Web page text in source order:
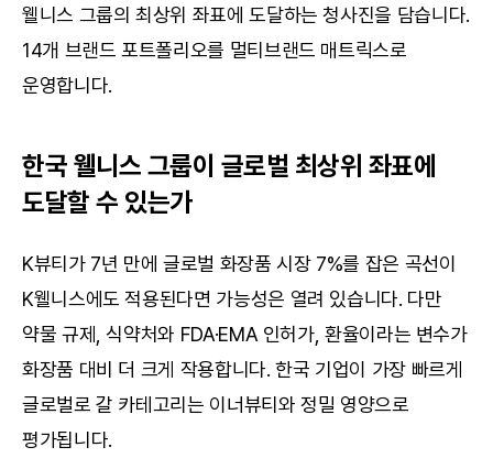
웰니스 그룹의 최상위 좌표에 도달하는 청사진을 담습니다.
14개 브랜드 포트폴리오를 멀티브랜드 매트릭스로
운영합니다.
한국 웰니스 그룹이 글로벌 최상위 좌표에
도달할 수 있는가
K뷰티가 7년 만에 글로벌 화장품 시장 7%를 잡은 곡선이
K웰니스에도 적용된다면 가능성은 열려 있습니다. 다만
약물 규제, 식약처와 FDA·EMA 인허가, 환율이라는 변수가
화장품 대비 더 크게 작용합니다. 한국 기업이 가장 빠르게
글로벌로 갈 카테고리는 이너뷰티와 정밀 영양으로
평가됩니다.